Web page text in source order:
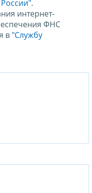
.
интернет-
ФНС
в "Службу